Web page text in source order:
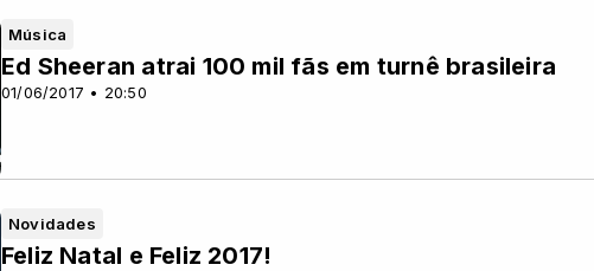
Música
01/06/2017 • 20:50
Ed Sheeran atrai 100 mil fãs em turnê brasileira
Novidades
Feliz Natal e Feliz 2017!